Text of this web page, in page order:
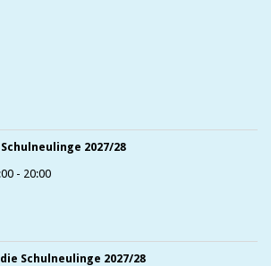
2027/28
- 20:00
Schulneulinge 2027/28